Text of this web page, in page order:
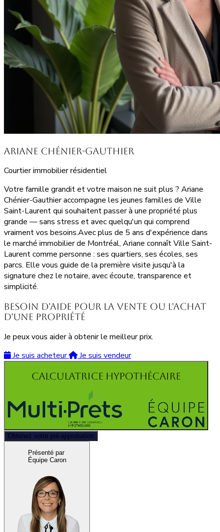
Ariane Chénier-Gauthier
Courtier immobilier résidentiel
Votre famille grandit et votre maison ne suit plus ? Ariane
Chénier-Gauthier accompagne les jeunes familles de Ville
Saint-Laurent qui souhaitent passer à une propriété plus
grande — sans stress et avec quelqu'un qui comprend
vraiment vos besoins.Avec plus de 5 ans d'expérience dans
le marché immobilier de Montréal, Ariane connaît Ville Saint-
Laurent comme personne : ses quartiers, ses écoles, ses
parcs. Elle vous guide de la première visite jusqu'à la
signature chez le notaire, avec écoute, transparence et
simplicité.
Besoin d'aide pour la vente ou l'achat
d'une propriété
Je peux vous aider à obtenir le meilleur prix.
Je suis acheteur
Je suis vendeur
Calculatrice hypothécaire
Obtenez votre pré-approbation
Présenté par
Équipe Caron